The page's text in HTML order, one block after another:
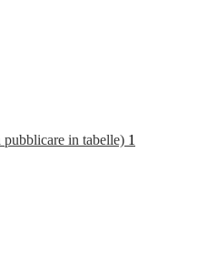
in tabelle) 1